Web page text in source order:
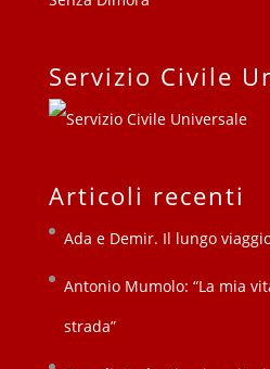
Servizio Civile
Articoli recenti
Ada e Demir. Il lungo
Antonio Mumolo: “La mia
strada”